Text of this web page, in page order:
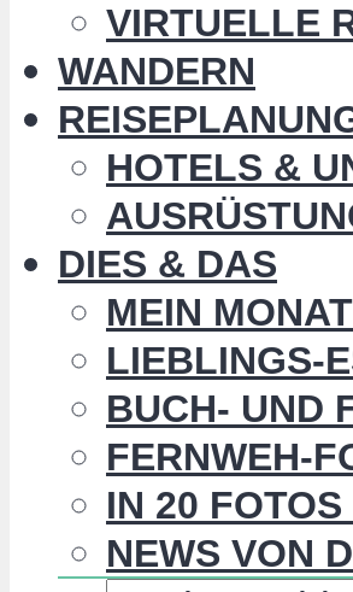
VIRTUELLE
WANDERN
HOTELS &
DIES & DAS
MEIN
LIEBLINGS-
BUCH- UND
FERNWEH-
IN 20
NEWS VON